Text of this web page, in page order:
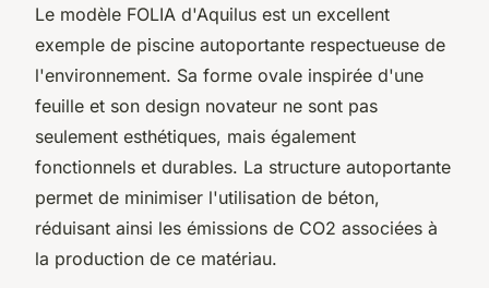
Le modèle FOLIA d'Aquilus est un excellent
exemple de piscine autoportante respectueuse de
l'environnement. Sa forme ovale inspirée d'une
feuille et son design novateur ne sont pas
seulement esthétiques, mais également
fonctionnels et durables. La structure autoportante
permet de minimiser l'utilisation de béton,
réduisant ainsi les émissions de CO2 associées à
la production de ce matériau.